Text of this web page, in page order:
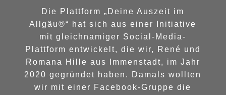
Die Plattform „Deine Auszeit im
Allgäu®“ hat sich aus einer Initiative
mit gleichnamiger Social-Media-
Plattform entwickelt, die wir, René und
Romana Hille aus Immenstadt, im Jahr
2020 gegründet haben. Damals wollten
wir mit einer Facebook-Gruppe die